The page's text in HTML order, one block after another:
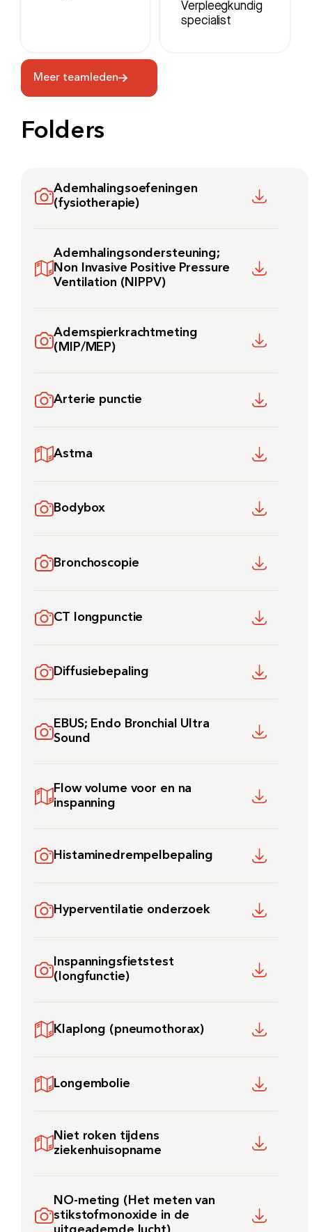
Bezoektijden
Verpleegkundig
specialist
Meer teamleden
Folders
Ademhalingsoefeningen
(fysiotherapie)
Ademhalingsondersteuning;
Non Invasive Positive Pressure
Ventilation (NIPPV)
Ademspierkrachtmeting
(MIP/MEP)
Arterie punctie
Astma
Bodybox
Bronchoscopie
CT longpunctie
Diffusiebepaling
EBUS; Endo Bronchial Ultra
Sound
Flow volume voor en na
inspanning
Histaminedrempelbepaling
Hyperventilatie onderzoek
Inspanningsfietstest
(longfunctie)
Klaplong (pneumothorax)
Longembolie
Niet roken tijdens
ziekenhuisopname
NO-meting (Het meten van
stikstofmonoxide in de